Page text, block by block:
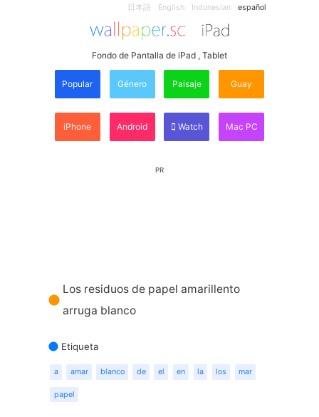
日本語 English Indonesian español
Fondo de Pantalla de iPad , Tablet
Popular Género Paisaje Guay
iPhone Android Watch Mac PC
PR
Los residuos de papel amarillento
arruga blanco
Etiqueta
a amar blanco de el en la los mar
papel